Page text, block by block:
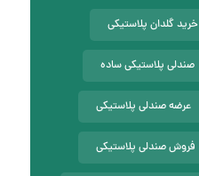
خرید گلدان پلاستیکی
صندلی پلاستیکی ساده
عرضه صندلی پلاستیکی
فروش صندلی پلاستیکی